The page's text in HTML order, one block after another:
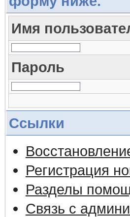
Имя
Пароль
Ссылки
Регистрация
Разделы
Связь с